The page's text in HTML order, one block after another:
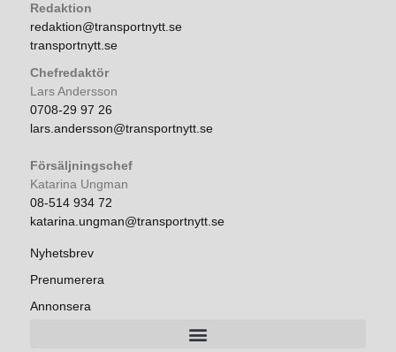
Redaktion
redaktion@transportnytt.se
transportnytt.se
Chefredaktör
Lars Andersson
0708-29 97 26
lars.andersson@transportnytt.se
Försäljningschef
Katarina Ungman
08-514 934 72
katarina.ungman@transportnytt.se
Nyhetsbrev
Prenumerera
Annonsera